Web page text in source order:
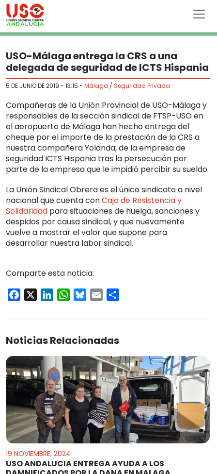
Skip to main content
USO-Málaga entrega la CRS a una
delegada de seguridad de ICTS Hispania
5 DE JUNIO DE 2019 - 13:15 - Málaga / Seguridad Privada
Compañeras de la Unión Provincial de USO-Málaga y
responsables de la sección sindical de FTSP-USO en
el aeropuerto de Málaga han hecho entrega del
cheque por el importe de la prestación de la CRS a
nuestra compañera Yolanda, de la empresa de
seguridad ICTS Hispania tras la persecución por
parte de la empresa que le impidió percibir su sueldo.
La Unión Sindical Obrera es el único sindicato a nivel
nacional que cuenta conCaja de Resistencia y
Solidaridad para situaciones de huelga, sanciones y
despidos por causa sindical, y que nuevamente
vuelve a mostrar el valor que supone para
desarrollar nuestra labor sindical.
Comparte esta noticia:
Facebook LinkedInWhatsApp
Bluesky
Email
Noticias Relacionadas
19 NOVIEMBRE, 2024
USO ANDALUCIA ENTREGA AYUDA A LOS